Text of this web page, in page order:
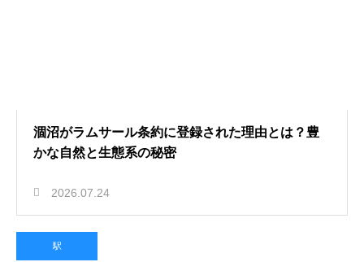
涸沼がラムサール条約に登録された理由とは？豊
かな自然と生態系の秘密
2026.07.24
駅